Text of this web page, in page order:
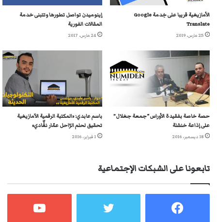
الأمازيغية قريبا على خِدمة Google
Translate
25 مارس، 2019
إينوميدن تواصل تطورها وتتبنى خدمة
المقالات الفورية
24 مارس، 2017
حصة خاصة بفقيدة الأوراس “جمعة جغلال”
على إذاعة خنشلة
18 ديسمبر، 2016
باسم عابدي: «المكتبة الرقمية الآمازيغية
تحقيق لحلم الرّاحل عمّار نڨّادي»
1 فبراير، 2016
تابعونا على الشبكات الإجتماعية